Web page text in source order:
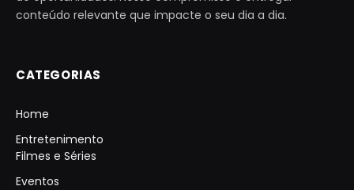
conteúdo relevante que impacte o seu dia a dia.
CATEGORIAS
Home
Entretenimento
Filmes e Séries
Eventos